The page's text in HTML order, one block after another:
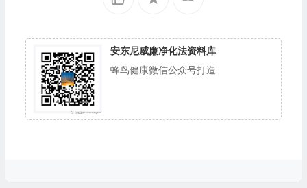
安东尼威廉净化法资料库
蜂鸟健康微信公众号打造